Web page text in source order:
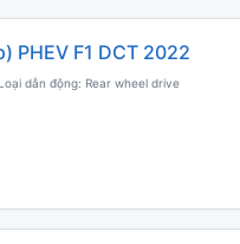
PHEV F1 DCT 2022
dẫn động: Rear wheel drive